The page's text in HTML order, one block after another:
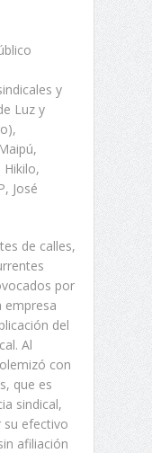
y
Luz y
José
de calles,
por
empresa
del
Al
con
que es
sindical,
efectivo
afiliación